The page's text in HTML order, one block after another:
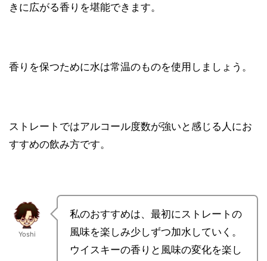
きに広がる香りを堪能できます。
香りを保つために水は常温のものを使用しましょう。
ストレートではアルコール度数が強いと感じる人にお
すすめの飲み方です。
Yoshi
私のおすすめは、最初にストレートの
風味を楽しみ少しずつ加水していく。
ウイスキーの香りと風味の変化を楽し